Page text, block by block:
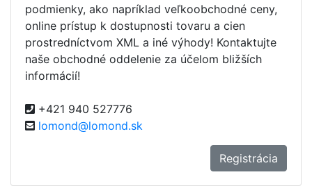
podmienky, ako napríklad veľkoobchodné ceny,
online prístup k dostupnosti tovaru a cien
prostredníctvom XML a iné výhody! Kontaktujte
naše obchodné oddelenie za účelom bližších
informácií!
+421 940 527776
lomond@lomond.sk
Registrácia